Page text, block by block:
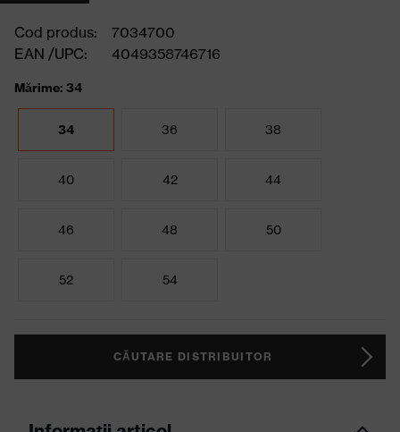
Cod produs:
7034700
EAN /UPC:
4049358746716
Mărime: 34
34 36 38
40 42 44
46 48 50
52 54
CĂUTARE DISTRIBUITOR